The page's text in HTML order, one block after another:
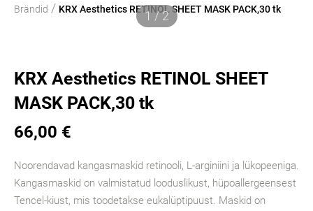
Brändid / KRX Aesthetics RETINOL SHEET MASK PACK,30 tk
1 / 2
KRX Aesthetics RETINOL SHEET
MASK PACK,30 tk
66,00 €
Noorendavad kangasmaskid retinooli, L-arginiini ja lükopeeniga.
Kangasmaskid on valmistatud looduslikust, hüpoallergeensest
Tencel-kiust, mis toodetakse eukalüptipuust. Maskid on